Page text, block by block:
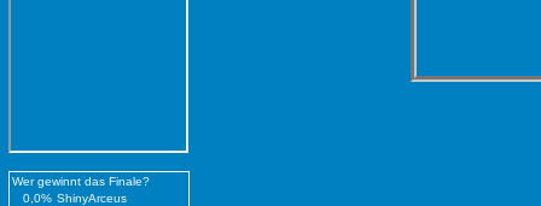
Wer gewinnt das Finale?
0,0% ShinyArceus